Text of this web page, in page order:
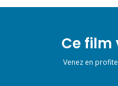
Ce film
Venez en